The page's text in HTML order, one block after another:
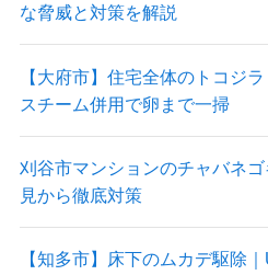
な脅威と対策を解説
【大府市】住宅全体のトコジ
スチーム併用で卵まで一掃
刈谷市マンションのチャバネ
見から徹底対策
【知多市】床下のムカデ駆除